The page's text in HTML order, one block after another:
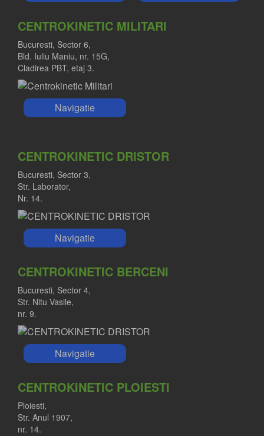
CENTROKINETIC MILITARI
Bucuresti, Sector 6,
Bld. Iuliu Maniu, nr. 15G,
Cladirea PBT, etaj 3.
Navigatie
CENTROKINETIC DRISTOR
Bucuresti, Sector 3,
Str. Laborator,
Nr. 14.
Navigatie
CENTROKINETIC BERCENI
Bucuresti, Sector 4,
Str. Nitu Vasile,
nr. 9.
Navigatie
CENTROKINETIC PLOIESTI
Ploiesti,
Str. Anul 1907,
nr. 14.